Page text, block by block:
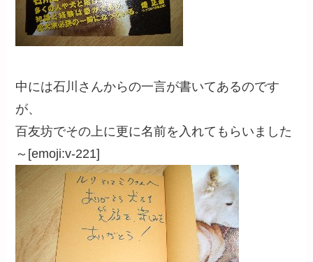
中には石川さんからの一言が書いてあるのです
が、
百友坊でその上に更に名前を入れてもらいました
～[emoji:v-221]